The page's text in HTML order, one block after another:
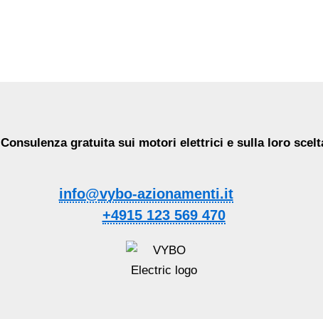
Consulenza gratuita sui motori elettrici e sulla loro
info@vybo-azionamenti.it
+4915 123 569 470